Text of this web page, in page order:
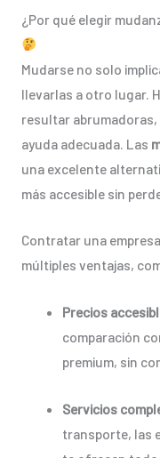
¿Por qué elegir
Mudarse no solo
llevarlas a otro lugar.
resultar
ayuda adecuada. Las
una excelente
más accesible sin
Contratar una
múltiples ventajas,
Precios
comparación
premium, sin
Servicios
transporte, las